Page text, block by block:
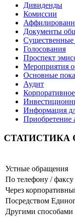
Дивиденды
Комиссии
Документы
Голосования
Проспект
Мероприятия
Основные
Аудит
Информация
Приобретение
Устные обращения
По телефону / факсу
Через
Посредством
Другими способами